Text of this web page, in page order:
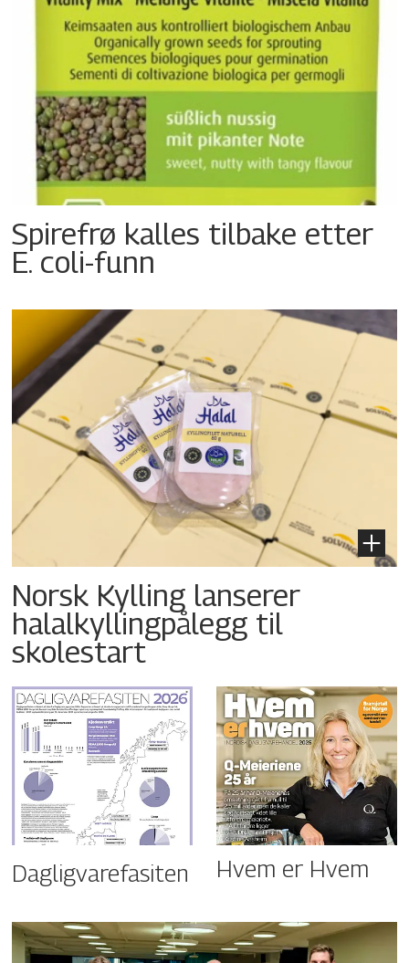
Spirefrø kalles tilbake etter
E. coli-funn
Norsk Kylling lanserer
halalkyllingpålegg til
skolestart
Dagligvarefasiten Hvem er Hvem